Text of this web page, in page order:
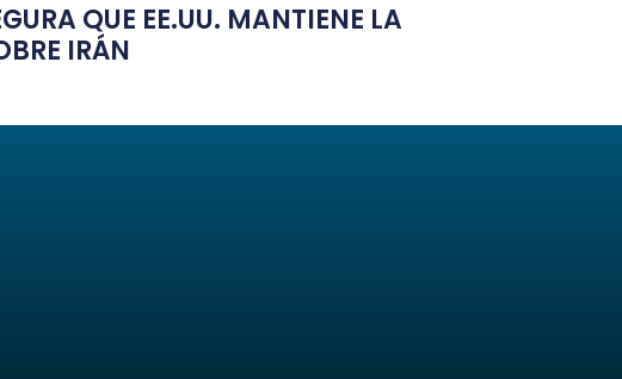
QUE EE.UU. MANTIENE LA
IRÁN